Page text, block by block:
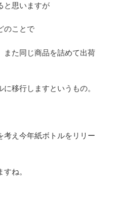
と思いますが
のことで
また同じ商品を詰めて出荷
移行しますというもの。
考え今年紙ボトルをリリー
ね。